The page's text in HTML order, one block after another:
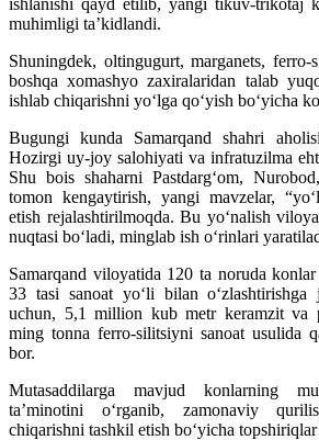
muhimligi ta’kidlandi.
Shuningdek, oltingugurt, marganets,
boshqa xomashyo zaxiralaridan talab
ishlab chiqarishni yo‘lga qo‘yish bo‘yicha
Bugungi kunda Samarqand shahri
Hozirgi uy-joy salohiyati va infratuzilma
Shu bois shaharni Pastdarg‘om,
tomon kengaytirish, yangi mavzelar,
etish rejalashtirilmoqda. Bu yo‘nalish
nuqtasi bo‘ladi, minglab ish o‘rinlari
Samarqand viloyatida 120 ta noruda
33 tasi sanoat yo‘li bilan
uchun, 5,1 million kub metr keramzit va
ming tonna ferro-silitsiyni sanoat usulida
bor.
Mutasaddilarga mavjud konlarning
ta’minotini o‘rganib, zamonaviy
chiqarishni tashkil etish bo‘yicha